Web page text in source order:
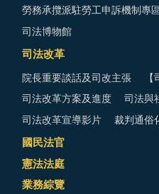
勞務承攬派駐勞工申訴機制專
司法博物館
司法改革
院長重要談話及司改主張
司法改革方案及進度 司法與
司法改革宣導影片 裁判通俗
國民法官
憲法法庭
業務綜覽